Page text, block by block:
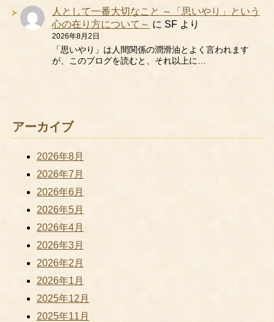
人として一番大切なこと ～「思いやり」という
心の在り方について～ に SF より
2026年8月2日
「思いやり」は人間関係の潤滑油とよく言われます
が、このブログを読むと、それ以上に…
アーカイブ
2026年8月
2026年7月
2026年6月
2026年5月
2026年4月
2026年3月
2026年2月
2026年1月
2025年12月
2025年11月